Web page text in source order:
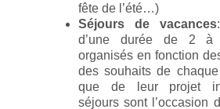
fête de l’été…)
Séjours de vacances
d’une durée de 2
organisés en fonction
des souhaits de
que de leur projet
séjours sont l’occasion